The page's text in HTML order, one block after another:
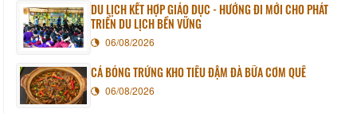
DU LỊCH KẾT HỢP GIÁO DỤC - HƯỚNG ĐI MỚI CHO PHÁT
TRIỂN DU LỊCH BỀN VỮNG
06/08/2026
CÁ BÓNG TRỨNG KHO TIÊU ĐẬM ĐÀ BỮA CƠM QUÊ
06/08/2026